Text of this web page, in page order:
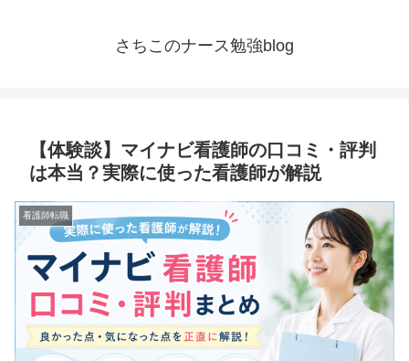
さちこのナース勉強blog
【体験談】マイナビ看護師の口コミ・評判
は本当？実際に使った看護師が解説
看護師転職